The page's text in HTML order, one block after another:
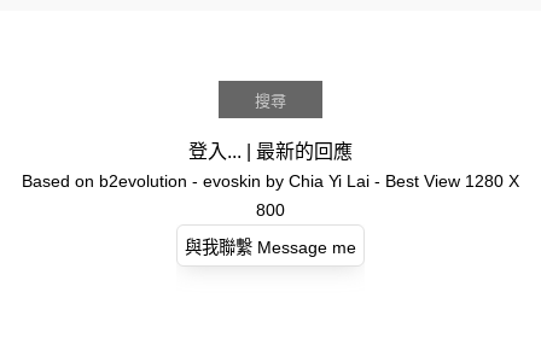
登入... 最新的回應
Based on b2evolution - evoskin by Chia Yi Lai - Best View 1280 X
800
與我聯繫 Message me